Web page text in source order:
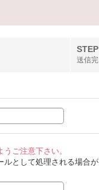
送信完
ご注意下さい。
ルとして処理される場合